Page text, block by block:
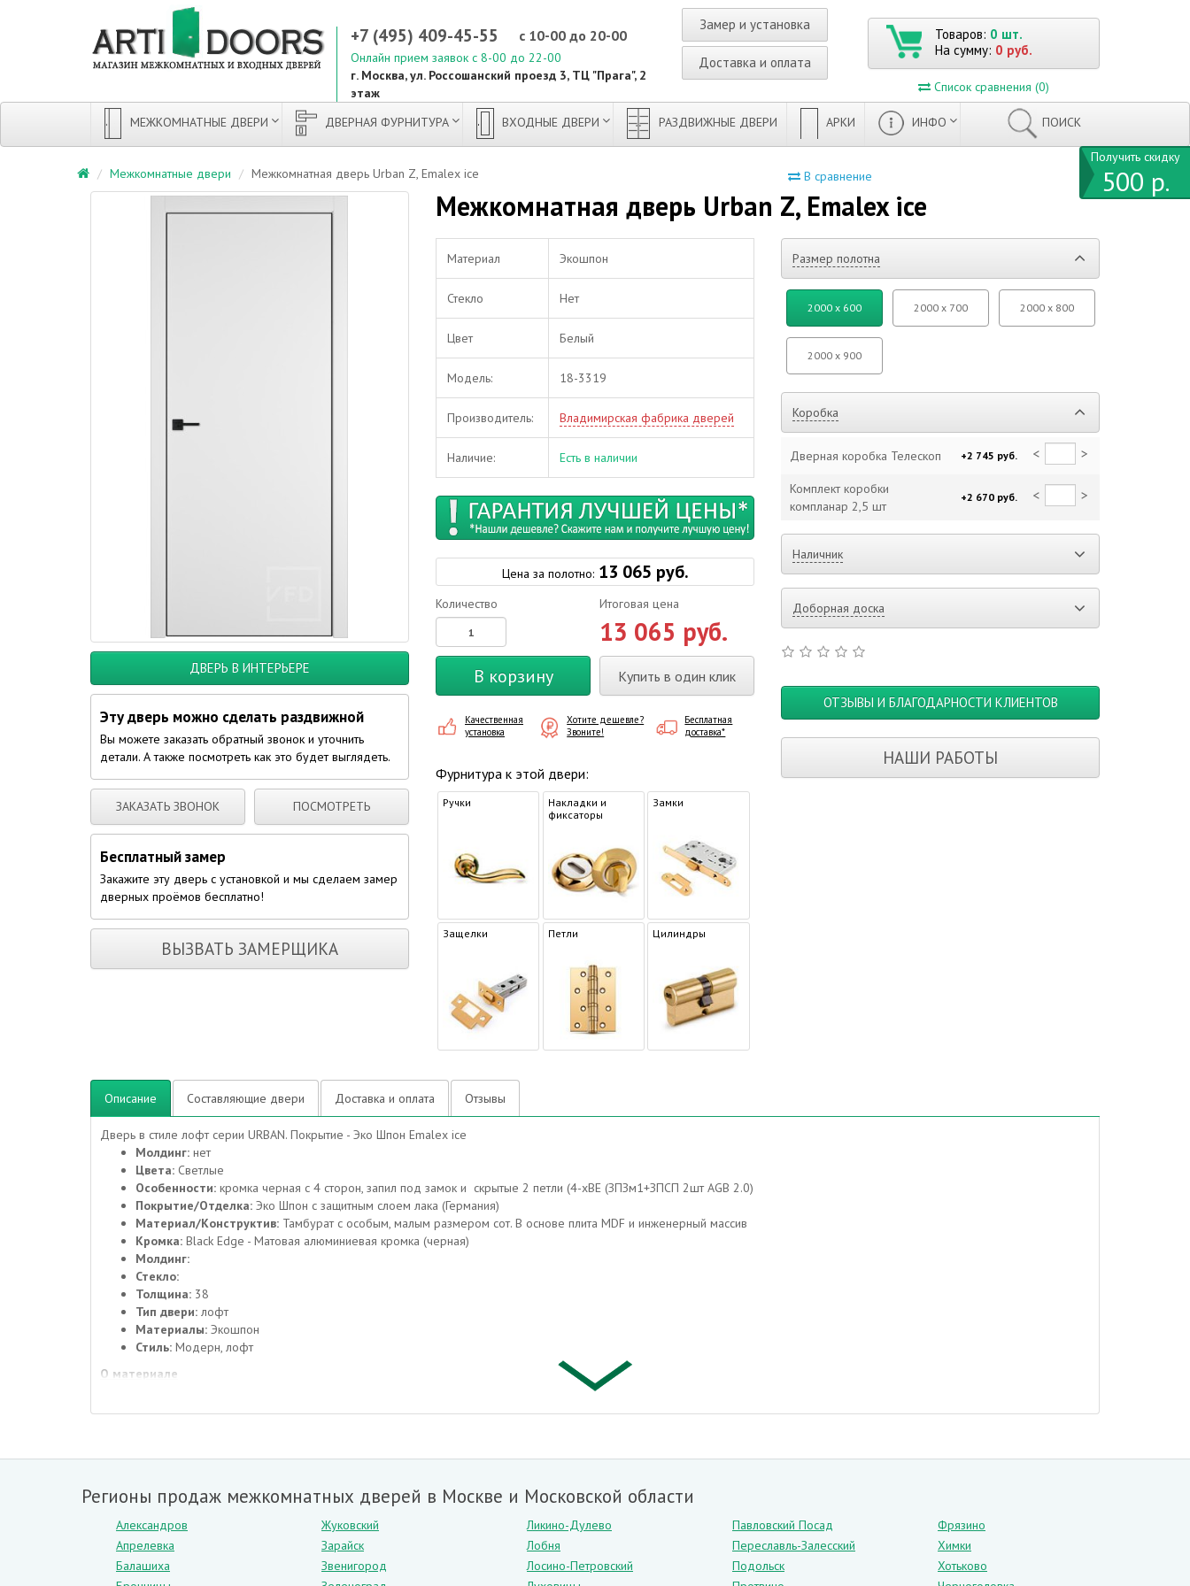
+7 (495) 409-45-55 с 10-00 до 20-00
Онлайн прием заявок с 8-00 до 22-00
г. Москва, ул. Россошанский проезд 3, ТЦ "Прага", 2
этаж
Замер и установка
Доставка и оплата
Товаров: 0 шт.
На сумму: 0 руб.
Список сравнения (0)
МЕЖКОМНАТНЫЕ ДВЕРИ ДВЕРНАЯ ФУРНИТУРА ВХОДНЫЕ ДВЕРИ РАЗДВИЖНЫЕ ДВЕРИ АРКИ ИНФО ПОИСК
В сравнение
Межкомнатные двери Межкомнатная дверь Urban Z, Emalex ice
ДВЕРЬ В ИНТЕРЬЕРЕ
Эту дверь можно сделать раздвижной
Вы можете заказать обратный звонок и уточнить
детали. А также посмотреть как это будет выглядеть.
ЗАКАЗАТЬ ЗВОНОК ПОСМОТРЕТЬ
Бесплатный замер
Закажите эту дверь с установкой и мы сделаем замер
дверных проёмов бесплатно!
ВЫЗВАТЬ ЗАМЕРЩИКА
Межкомнатная дверь Urban Z, Emalex ice
Материал Экошпон
Стекло Нет
Цвет Белый
Модель: 18-3319
Производитель: Владимирская фабрика дверей
Наличие: Есть в наличии
Цена за полотно:13 065 руб.
Количество Итоговая цена
13 065 руб.
В корзину Купить в один клик
Качественная
установка
Хотите дешевле?
Звоните!
Бесплатная
доставка*
Фурнитура к этой двери:
Ручки
Накладки и
фиксаторы
Замки
Защелки Петли Цилиндры
Размер полотна
2000 x 600 2000 x 700 2000 x 800
2000 x 900
Коробка
Дверная коробка Телескоп +2 745 руб. < >
Комплект коробки
компланар 2,5 шт
+2 670 руб. < >
Наличник
Доборная доска
ОТЗЫВЫ И БЛАГОДАРНОСТИ КЛИЕНТОВ
НАШИ РАБОТЫ
Описание Составляющие двери Доставка и оплата Отзывы
Дверь в стиле лофт серии URBAN. Покрытие - Эко Шпон Emalex ice
Молдинг: нет
Цвета: Светлые
Особенности: кромка черная с 4 сторон, запил под замок и скрытые 2 петли (4-xBE (ЗПЗм1+ЗПСП 2шт AGB 2.0)
Покрытие/Отделка: Эко Шпон с защитным слоем лака (Германия)
Материал/Конструктив: Тамбурат с особым, малым размером сот. В основе плита MDF и инженерный массив
Кромка: Black Edge - Матовая алюминиевая кромка (черная)
Молдинг:
Стекло:
Толщина: 38
Тип двери: лофт
Материалы: Экошпон
Стиль: Модерн, лофт
О материале
клеящему составу, листы надежно соединяются между собой и образуют монолитную конструкцию. Такой материал хорошо переносит механическое воздействие и практически
Каждый пучок волокон красится в определенный цвет, и лишь после этого соединяется в один лист. Благодаря подобной технологии полностью исключается вероятность брака и
Достоинства дверей из экошпона очевидны:
– доступная цена,
– презентабельный внешний вид, который легко спутать с древесиной,
Регионы продаж межкомнатных дверей в Москве и Московской области
Александров
Апрелевка
Балашиха
Жуковский
Зарайск
Звенигород
Ликино-Дулево
Лобня
Лосино-Петровский
Павловский Посад
Переславль-Залесский
Подольск
Фрязино
Химки
Хотьково
Получить скидку
500 р.